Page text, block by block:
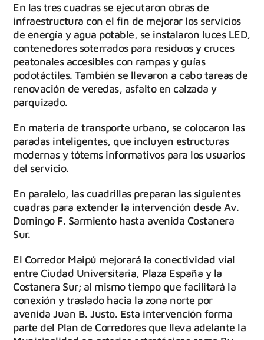
En las tres cuadras se ejecutaron obras de
infraestructura con el fin de mejorar los servicios
de energía y agua potable, se instalaron luces LED,
contenedores soterrados para residuos y cruces
peatonales accesibles con rampas y guías
podotáctiles. También se llevaron a cabo tareas de
renovación de veredas, asfalto en calzada y
parquizado.
En materia de transporte urbano, se colocaron las
paradas inteligentes, que incluyen estructuras
modernas y tótems informativos para los usuarios
del servicio.
En paralelo, las cuadrillas preparan las siguientes
cuadras para extender la intervención desde Av.
Domingo F. Sarmiento hasta avenida Costanera
Sur.
El Corredor Maipú mejorará la conectividad vial
entre Ciudad Universitaria, Plaza España y la
Costanera Sur; al mismo tiempo que facilitará la
conexión y traslado hacia la zona norte por
avenida Juan B. Justo. Esta intervención forma
parte del Plan de Corredores que lleva adelante la